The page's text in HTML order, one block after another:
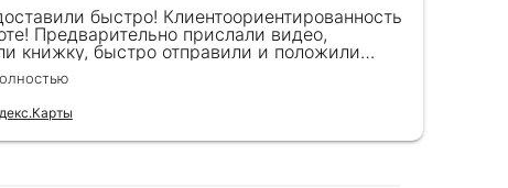
быстро! Клиентоориентированность
Предварительно прислали видео,
книжку, быстро отправили и положили
Спасибо!!!